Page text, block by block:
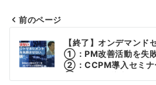
投
稿
ナ
前のページ
【終了】オンデマン
①：PM改善活動を失敗
②：CCPM導入セミナ